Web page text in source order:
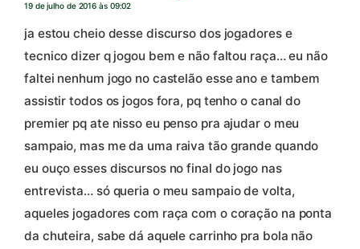
19 de julho de 2016 às 09:02
ja estou cheio desse discurso dos jogadores e
tecnico dizer q jogou bem e não faltou raça… eu não
faltei nenhum jogo no castelão esse ano e tambem
assistir todos os jogos fora, pq tenho o canal do
premier pq ate nisso eu penso pra ajudar o meu
sampaio, mas me da uma raiva tão grande quando
eu ouço esses discursos no final do jogo nas
entrevista… só queria o meu sampaio de volta,
aqueles jogadores com raça com o coração na ponta
da chuteira, sabe dá aquele carrinho pra bola não